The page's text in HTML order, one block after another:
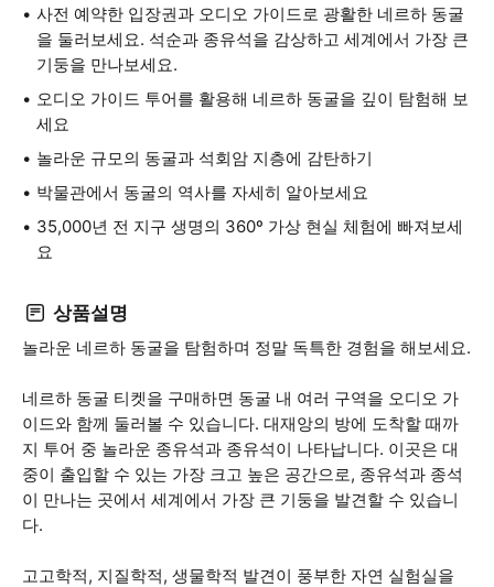
사전 예약한 입장권과 오디오 가이드로 광활한 네르하 동굴
을 둘러보세요. 석순과 종유석을 감상하고 세계에서 가장 큰
기둥을 만나보세요.
오디오 가이드 투어를 활용해 네르하 동굴을 깊이 탐험해 보
세요
놀라운 규모의 동굴과 석회암 지층에 감탄하기
박물관에서 동굴의 역사를 자세히 알아보세요
35,000년 전 지구 생명의 360º 가상 현실 체험에 빠져보세
요
상품설명
놀라운 네르하 동굴을 탐험하며 정말 독특한 경험을 해보세요.
네르하 동굴 티켓을 구매하면 동굴 내 여러 구역을 오디오 가
이드와 함께 둘러볼 수 있습니다. 대재앙의 방에 도착할 때까
지 투어 중 놀라운 종유석과 종유석이 나타납니다. 이곳은 대
중이 출입할 수 있는 가장 크고 높은 공간으로, 종유석과 종석
이 만나는 곳에서 세계에서 가장 큰 기둥을 발견할 수 있습니
다.
고고학적, 지질학적, 생물학적 발견이 풍부한 자연 실험실을